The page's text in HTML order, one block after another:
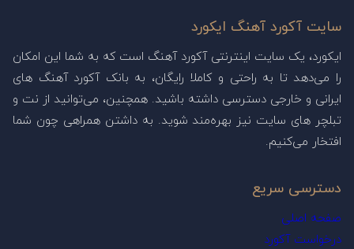
سایت آکورد آهنگ ایکورد
ایکورد، یک سایت اینترنتی آکورد آهنگ است که به شما این امکان
را می‌دهد تا به راحتی و کاملا رایگان، به بانک آکورد آهنگ های
ایرانی و خارجی دسترسی داشته باشید. همچنین، می‌توانید از نت و
تبلچر های سایت نیز بهره‌مند شوید. به داشتن همراهی چون شما
افتخار می‌کنیم.
دسترسی سریع
صفحه اصلی
درخواست آکورد